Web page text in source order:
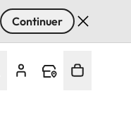
Continuer